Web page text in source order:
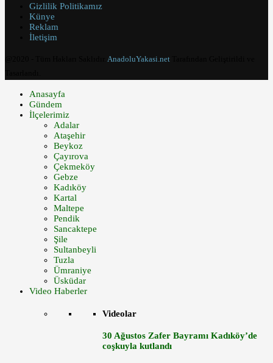
Gizlilik Politikamız
Künye
Reklam
İletişim
AnadoluYakasi.net
Anasayfa
Gündem
İlçelerimiz
Adalar
Ataşehir
Beykoz
Çayırova
Çekmeköy
Gebze
Kadıköy
Kartal
Maltepe
Pendik
Sancaktepe
Şile
Sultanbeyli
Tuzla
Ümraniye
Üsküdar
Video Haberler
Videolar
30 Ağustos Zafer Bayramı Kadıköy’de
coşkuyla kutlandı